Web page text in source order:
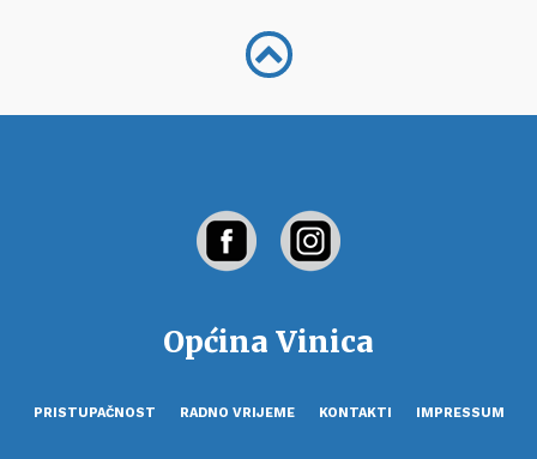
Općina Vinica
PRISTUPAČNOST RADNO VRIJEME KONTAKTI IMPRESSUM